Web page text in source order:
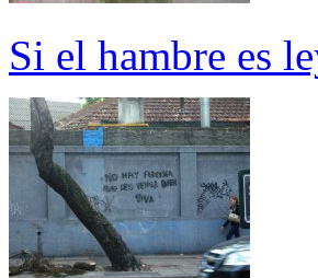
Si el hambre es